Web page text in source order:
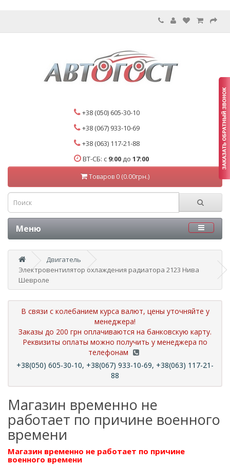
+38 (050) 605-30-10
+38 (067) 933-10-69
+38 (063) 117-21-88
ВТ-СБ: с 9:00 до 17:00
Товаров 0 (0.00грн.)
Меню
Двигатель
Электровентилятор охлаждения радиатора 2123 Нива
Шевроле
В связи с колебанием курса валют, цены уточняйте у
менеджера!
Заказы до 200 грн оплачиваются на банковскую карту.
Реквизиты оплаты можно получить у менеджера по
телефонам
+38(050) 605-30-10, +38(067) 933-10-69, +38(063) 117-21-
88
Магазин временно не
работает по причине военного
времени
Магазин временно не работает по причине
военного времени